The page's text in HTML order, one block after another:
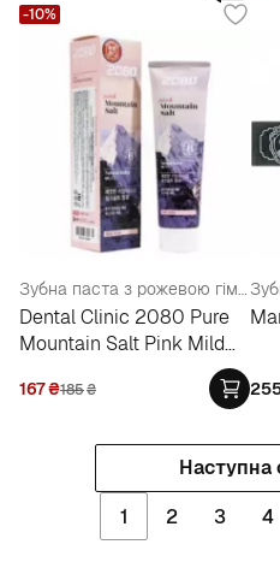
Зубна паста з рожевою гімалайською сіллю
Dental Clinic 2080 Pure
Mountain Salt Pink Mild
167₴185₴
-10%
Наступна
1
2 3 4